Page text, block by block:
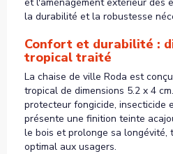
la durabilité et la robustesse
Confort et durabilité :
tropical traité
La chaise de ville Roda est
tropical de dimensions 5.2 x 4
protecteur fongicide, insecticide
présente une finition teinte
le bois et prolonge sa
optimal aux usagers.